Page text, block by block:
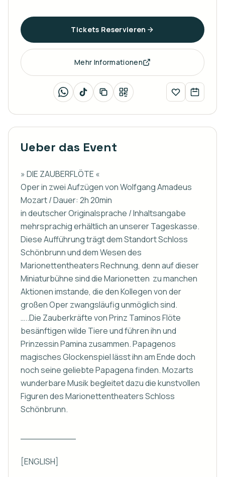
Tickets Reservieren
Mehr Informationen
Ueber das Event
» DIE ZAUBERFLÖTE «
Oper in zwei Aufzügen von Wolfgang Amadeus
Mozart / Dauer: 2h 20min
in deutscher Originalsprache / Inhaltsangabe
mehrsprachig erhältlich an unserer Tageskasse.
Diese Aufführung trägt dem Standort Schloss
Schönbrunn und dem Wesen des
Marionettentheaters Rechnung, denn auf dieser
Miniaturbühne sind die Marionetten  zu manchen
Aktionen imstande, die den Kollegen von der
großen Oper zwangsläufig unmöglich sind.
…..Die Zauberkräfte von Prinz Taminos Flöte
besänftigen wilde Tiere und führen ihn und
Prinzessin Pamina zusammen. Papagenos
magisches Glockenspiel lässt ihn am Ende doch
noch seine geliebte Papagena finden. Mozarts
wunderbare Musik begleitet dazu die kunstvollen
Figuren des Marionettentheaters Schloss
Schönbrunn.
[ENGLISH]